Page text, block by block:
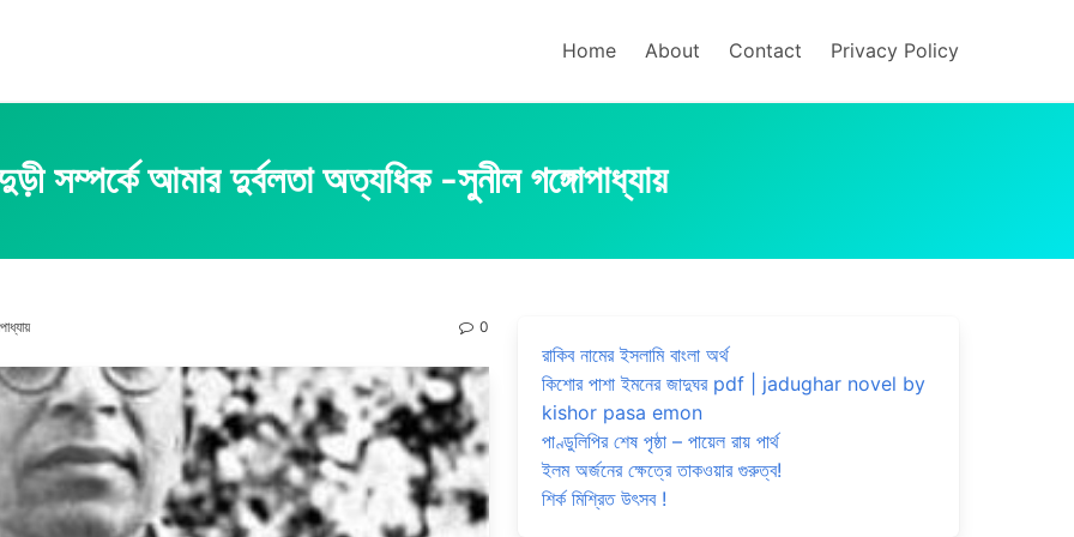
Home About Contact Privacy Policy
সম্পর্কে আমার দুর্বলতা অত্যধিক -সুনীল গঙ্গোপাধ্যায়
0
রাকিব নামের ইসলামি বাংলা অর্থ
কিশোর পাশা ইমনের জাদুঘর pdf | jadughar novel by
kishor pasa emon
পাণ্ডুলিপির শেষ পৃষ্ঠা – পায়েল রায় পার্থ
ইলম অর্জনের ক্ষেত্রে তাকওয়ার গুরুত্ব!
শির্ক মিশ্রিত উৎসব !